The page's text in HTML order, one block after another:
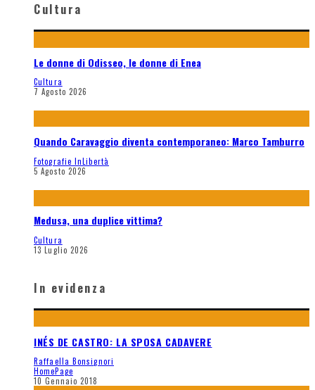
Cultura
Le donne di Odisseo, le donne di Enea
Cultura
7 Agosto 2026
Quando Caravaggio diventa contemporaneo: Marco Tamburro
Fotografie InLibertà
5 Agosto 2026
Medusa, una duplice vittima?
Cultura
13 Luglio 2026
In evidenza
INÉS DE CASTRO: LA SPOSA CADAVERE
Raffaella Bonsignori
HomePage
10 Gennaio 2018